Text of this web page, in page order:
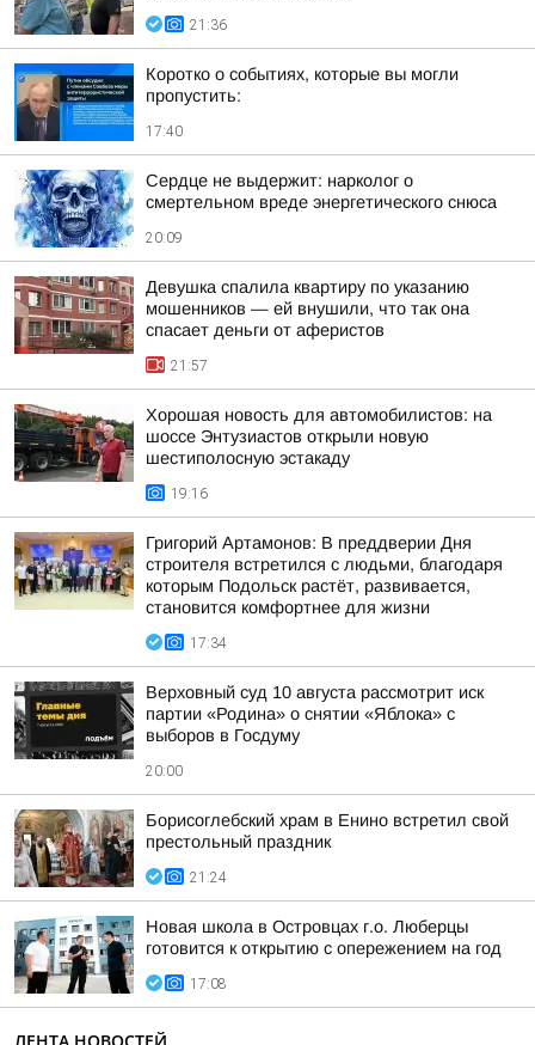
21:36
Коротко о событиях, которые вы могли
пропустить:
17:40
Сердце не выдержит: нарколог о
смертельном вреде энергетического снюса
20:09
Девушка спалила квартиру по указанию
мошенников — ей внушили, что так она
спасает деньги от аферистов
21:57
Хорошая новость для автомобилистов: на
шоссе Энтузиастов открыли новую
шестиполосную эстакаду
19:16
Григорий Артамонов: В преддверии Дня
строителя встретился с людьми, благодаря
которым Подольск растёт, развивается,
становится комфортнее для жизни
17:34
Верховный суд 10 августа рассмотрит иск
партии «Родина» о снятии «Яблока» с
выборов в Госдуму
20:00
Борисоглебский храм в Енино встретил свой
престольный праздник
21:24
Новая школа в Островцах г.о. Люберцы
готовится к открытию с опережением на год
17:08